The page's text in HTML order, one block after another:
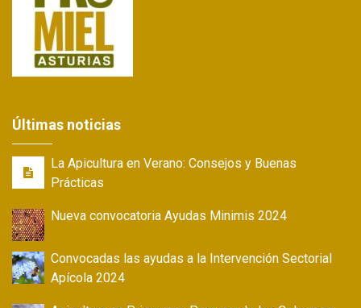
Últimas noticias
La Apicultura en Verano: Consejos y Buenas
Prácticas
Nueva convocatoria Ayudas Minimis 2024
Convocadas las ayudas a la Intervención Sectorial
Apícola 2024